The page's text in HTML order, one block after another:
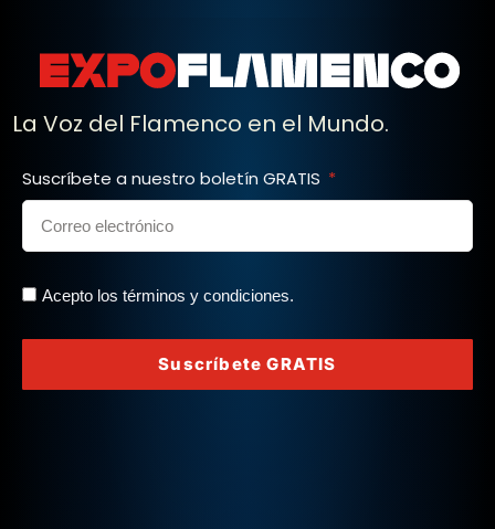
La Voz del Flamenco en el Mundo.
Suscríbete a nuestro boletín GRATIS
Acepto los términos y condiciones.
Suscríbete GRATIS